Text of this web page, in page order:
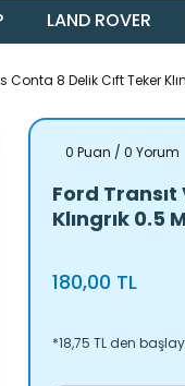
LAND ROVER
Conta 8 Delik Cıft Teker
0 Puan / 0 Yorum
Ford Transıt
Klıngrık 0.5
180,00 TL
*18,75 TL den